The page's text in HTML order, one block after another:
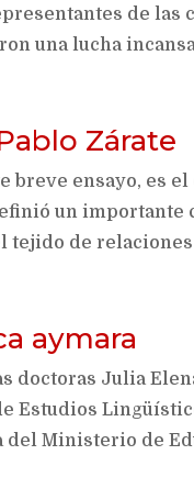
de las
una lucha
Zárate
breve ensayo, es
un
de relaciones
aymara
doctoras Julia
Estudios
Ministerio de